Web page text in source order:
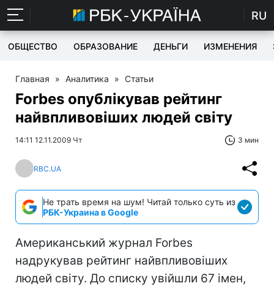
RU
ОБЩЕСТВО ОБРАЗОВАНИЕ ДЕНЬГИ ИЗМЕНЕНИЯ
Главная » Аналитика » Статьи
Forbes опублікував рейтинг
найвпливовіших людей світу
14:11 12.11.2009 Чт 3 мин
RBC.UA
Не трать время на шум! Читай только суть из
РБК-Украина в Google
Американський журнал Forbes
надрукував рейтинг найвпливовіших
людей світу. До списку увійшли 67 імен,